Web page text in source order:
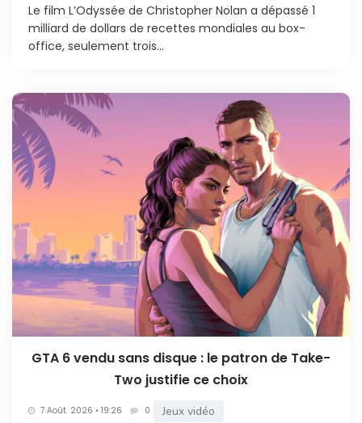
Le film L’Odyssée de Christopher Nolan a dépassé 1
milliard de dollars de recettes mondiales au box-
office, seulement trois...
GTA 6 vendu sans disque : le patron de Take-
Two justifie ce choix
7 Août. 2026 • 19:26 0 Jeux vidéo